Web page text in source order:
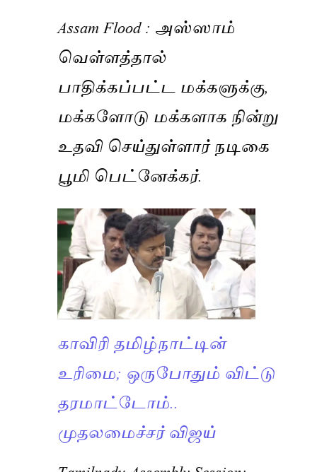
Assam Flood : அஸ்ஸாம்
வெள்ளத்தால்
பாதிக்கப்பட்ட மக்களுக்கு,
மக்களோடு மக்களாக நின்று
உதவி செய்துள்ளார் நடிகை
பூமி பெட்னேக்கர்.
காவிரி தமிழ்நாட்டின்
உரிமை; ஒருபோதும் விட்டு
தரமாட்டோம்..
முதலமைச்சர் விஜய்